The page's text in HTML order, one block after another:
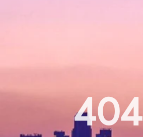
404